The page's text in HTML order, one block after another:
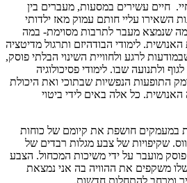
חיים עשירים במסעות, מעברים בין
השאירו עליי חותם עמוק מאז ילדותי
שנמצא מעבר לתרבות מסוימת- במה
לימודי הבודהיזם ותרגול מדיטציה
לרגע ולחוויית השינוי הבלתי פוסק,
ולתנועה שבו. לימודי פסיכולוגיה
התופעות הנפשיות שבתוכי ואת היכולת
האנושית. כל אלה באים לידי ביטוי
במעמקים חושפת את קיומם של כוחות
שקיפויות של צבע מגלות רבדים של
פוסק מועבר על ידי משיכות המכחול. הצבע
משקפים את ההוויה בה אני נמצאת